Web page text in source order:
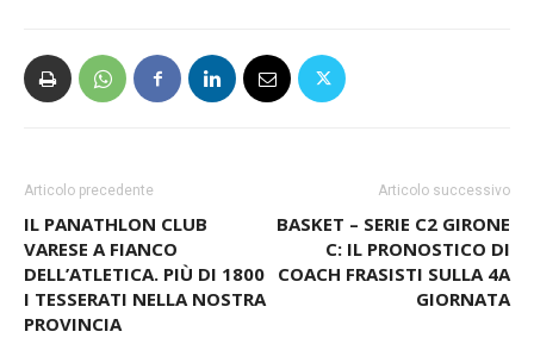
Articolo precedente
IL PANATHLON CLUB
VARESE A FIANCO
DELL’ATLETICA. PIÙ DI 1800
I TESSERATI NELLA NOSTRA
PROVINCIA
Articolo successivo
BASKET – SERIE C2 GIRONE
C: IL PRONOSTICO DI
COACH FRASISTI SULLA 4A
GIORNATA